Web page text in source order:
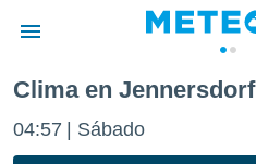
de
Clima en Jennersdorf
04:57 Sábado